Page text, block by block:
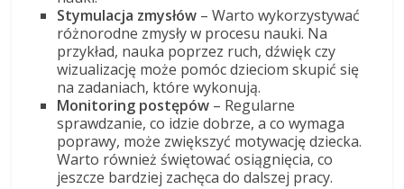
Stymulacja zmysłów – Warto wykorzystywać
różnorodne zmysły w procesu nauki. Na
przykład, nauka poprzez ruch, dźwięk czy
wizualizację może pomóc dzieciom skupić się
na zadaniach, które wykonują.
Monitoring postępów – Regularne
sprawdzanie, co idzie dobrze, a co wymaga
poprawy, może zwiększyć motywację dziecka.
Warto również świętować osiągnięcia, co
jeszcze bardziej zachęca do dalszej pracy.